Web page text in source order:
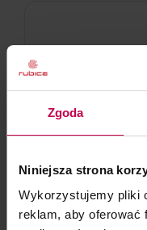
Zgoda
Niniejsza strona
Wykorzystujemy pliki
reklam, aby oferować